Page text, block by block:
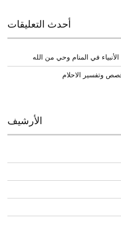
أحدث التعليقات
الأنبياء في المنام وحي من الله
وتفسير الاحلام
الأرشيف